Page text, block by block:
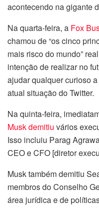
acontecendo na gigante
Na quarta-feira, a Fox
chamou de “os cinco
mais risco do mundo”
intenção de realizar no
ajudar qualquer curioso
atual situação do Twitter.
Na quinta-feira,
Musk demitiu vários
Isso incluiu Parag
CEO e CFO [diretor
Musk também demitiu
membros do Conselho
área jurídica e de